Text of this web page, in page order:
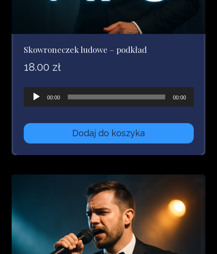
Skowroneczek ludowe – podkład
18.00 zł
Odtwarzacz
plików
dźwiękowych
00:00 00:00
Dodaj do koszyka